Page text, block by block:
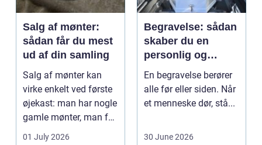
Salg af mønter:
sådan får du mest
ud af din samling
Salg af mønter kan
virke enkelt ved første
øjekast: man har nogle
gamle mønter, man får
dem vurderet...
01 July 2026
Begravelse: sådan
skaber du en
personlig og
respektfuld afsked
En begravelse berører
alle før eller siden. Når
et menneske dør, stå...
30 June 2026